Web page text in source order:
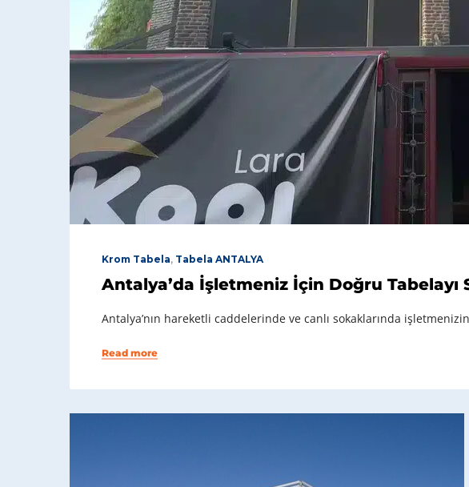
Krom Tabela, Tabela ANTALYA
Antalya’da İşletmeniz İçin Doğru Tabelayı
Antalya’nın hareketli caddelerinde ve canlı sokaklarında
Read more